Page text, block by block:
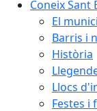
Coneix Sant
El
Barris i
Història
Llocs
Festes i